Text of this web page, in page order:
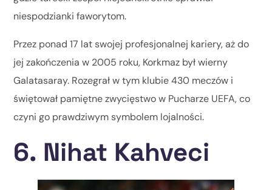
niespodzianki faworytom.
Przez ponad 17 lat swojej profesjonalnej kariery, aż do
jej zakończenia w 2005 roku, Korkmaz był wierny
Galatasaray. Rozegrał w tym klubie 430 meczów i
świętował pamiętne zwycięstwo w Pucharze UEFA, co
czyni go prawdziwym symbolem lojalności.
6. Nihat Kahveci